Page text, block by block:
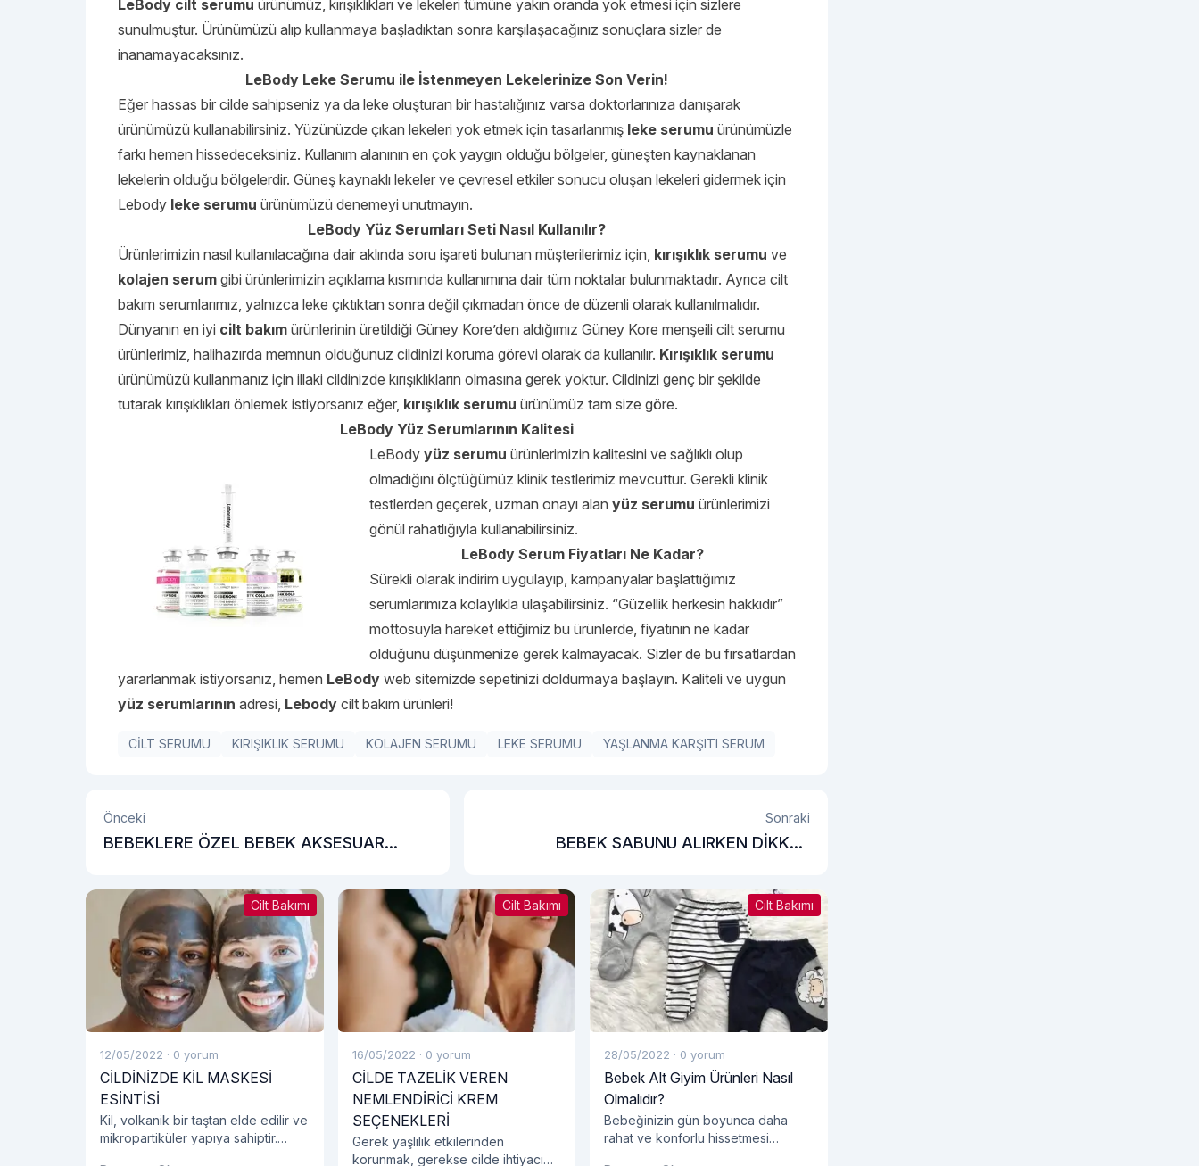
LeBody cilt serumu ürünümüz, kırışıklıkları ve lekeleri tümüne yakın oranda yok etmesi için sizlere
sunulmuştur. Ürünümüzü alıp kullanmaya başladıktan sonra karşılaşacağınız sonuçlara sizler de
inanamayacaksınız.
LeBody Leke Serumu ile İstenmeyen Lekelerinize Son Verin!
Eğer hassas bir cilde sahipseniz ya da leke oluşturan bir hastalığınız varsa doktorlarınıza danışarak
ürünümüzü kullanabilirsiniz. Yüzünüzde çıkan lekeleri yok etmek için tasarlanmış leke serumu ürünümüzle
farkı hemen hissedeceksiniz. Kullanım alanının en çok yaygın olduğu bölgeler, güneşten kaynaklanan
lekelerin olduğu bölgelerdir. Güneş kaynaklı lekeler ve çevresel etkiler sonucu oluşan lekeleri gidermek için
Lebody leke serumu ürünümüzü denemeyi unutmayın.
LeBody Yüz Serumları Seti Nasıl Kullanılır?
Ürünlerimizin nasıl kullanılacağına dair aklında soru işareti bulunan müşterilerimiz için, kırışıklık serumu ve
kolajen serum gibi ürünlerimizin açıklama kısmında kullanımına dair tüm noktalar bulunmaktadır. Ayrıca cilt
bakım serumlarımız, yalnızca leke çıktıktan sonra değil çıkmadan önce de düzenli olarak kullanılmalıdır.
Dünyanın en iyi cilt bakım ürünlerinin üretildiği Güney Kore’den aldığımız Güney Kore menşeili cilt serumu
ürünlerimiz, halihazırda memnun olduğunuz cildinizi koruma görevi olarak da kullanılır. Kırışıklık serumu
ürünümüzü kullanmanız için illaki cildinizde kırışıklıkların olmasına gerek yoktur. Cildinizi genç bir şekilde
tutarak kırışıklıkları önlemek istiyorsanız eğer, kırışıklık serumu ürünümüz tam size göre.
LeBody Yüz Serumlarının Kalitesi
LeBody yüz serumu ürünlerimizin kalitesini ve sağlıklı olup
olmadığını ölçtüğümüz klinik testlerimiz mevcuttur. Gerekli klinik
testlerden geçerek, uzman onayı alan yüz serumu ürünlerimizi
gönül rahatlığıyla kullanabilirsiniz.
LeBody Serum Fiyatları Ne Kadar?
Sürekli olarak indirim uygulayıp, kampanyalar başlattığımız
serumlarımıza kolaylıkla ulaşabilirsiniz. “Güzellik herkesin hakkıdır”
mottosuyla hareket ettiğimiz bu ürünlerde, fiyatının ne kadar
olduğunu düşünmenize gerek kalmayacak. Sizler de bu fırsatlardan
yararlanmak istiyorsanız, hemen LeBody web sitemizde sepetinizi doldurmaya başlayın. Kaliteli ve uygun
yüz serumlarının adresi, Lebody cilt bakım ürünleri!
CİLT SERUMU KIRIŞIKLIK SERUMU KOLAJEN SERUMU LEKE SERUMU YAŞLANMA KARŞITI SERUM
Önceki
BEBEKLERE ÖZEL BEBEK AKSESUAR
Sonraki
BEBEK SABUNU ALIRKEN DİKKAT
Cilt Bakımı
12/05/2022 · 0 yorum
CİLDİNİZDE KİL MASKESİ
ESİNTİSİ
Kil, volkanik bir taştan elde edilir ve
mikropartiküler yapıya sahiptir.
Cilt Bakımı
16/05/2022 · 0 yorum
CİLDE TAZELİK VEREN
NEMLENDİRİCİ KREM
SEÇENEKLERİ
Gerek yaşlılık etkilerinden
korunmak, gerekse cilde ihtiyacı
Cilt Bakımı
28/05/2022 · 0 yorum
Bebek Alt Giyim Ürünleri Nasıl
Olmalıdır?
Bebeğinizin gün boyunca daha
rahat ve konforlu hissetmesi